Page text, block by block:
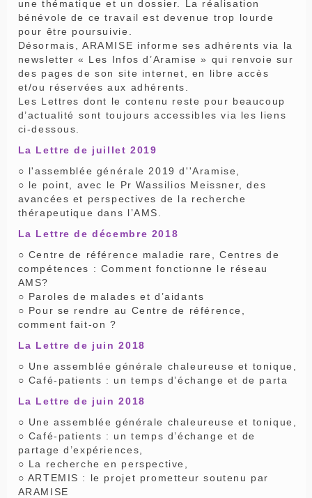
une thématique et un dossier. La réalisation
bénévole de ce travail est devenue trop lourde
pour être poursuivie.
Désormais, ARAMISE informe ses adhérents via la
newsletter « Les Infos d’Aramise » qui renvoie sur
des pages de son site internet, en libre accès
et/ou réservées aux adhérents.
Les Lettres dont le contenu reste pour beaucoup
d’actualité sont toujours accessibles via les liens
ci-dessous.
La Lettre de juillet 2019
○ l'assemblée générale 2019 d''Aramise,
○ le point, avec le Pr Wassilios Meissner, des
avancées et perspectives de la recherche
thérapeutique dans l’AMS.
La Lettre de décembre 2018
○ Centre de référence maladie rare, Centres de
compétences : Comment fonctionne le réseau
AMS?
○ Paroles de malades et d’aidants
○ Pour se rendre au Centre de référence,
comment fait-on ?
La Lettre de juin 2018
○ Une assemblée générale chaleureuse et tonique,
○ Café-patients : un temps d’échange et de parta
La Lettre de juin 2018
○ Une assemblée générale chaleureuse et tonique,
○ Café-patients : un temps d’échange et de
partage d’expériences,
○ La recherche en perspective,
○ ARTEMIS : le projet prometteur soutenu par
ARAMISE